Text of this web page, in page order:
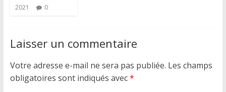
2021
0
Laisser un commentaire
Votre adresse e-mail ne sera pas publiée. Les champs
obligatoires sont indiqués avec*